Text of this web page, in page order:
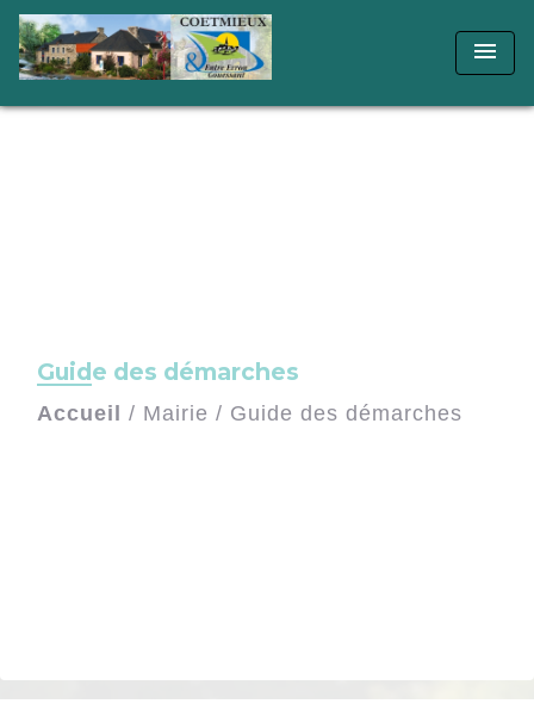
menu
Guide des démarches
Accueil / Mairie / Guide des démarches